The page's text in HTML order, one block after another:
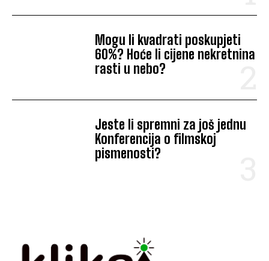
Mogu li kvadrati poskupjeti
60%? Hoće li cijene nekretnina
rasti u nebo?
Jeste li spremni za još jednu
Konferencija o filmskoj
pismenosti?